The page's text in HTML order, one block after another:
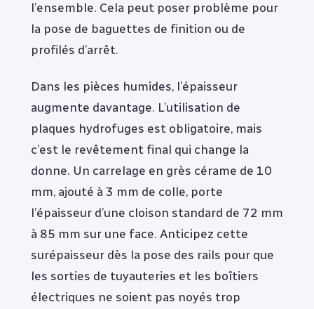
l’ensemble. Cela peut poser problème pour
la pose de baguettes de finition ou de
profilés d’arrêt.
Dans les pièces humides, l’épaisseur
augmente davantage. L’utilisation de
plaques hydrofuges est obligatoire, mais
c’est le revêtement final qui change la
donne. Un carrelage en grès cérame de 10
mm, ajouté à 3 mm de colle, porte
l’épaisseur d’une cloison standard de 72 mm
à 85 mm sur une face. Anticipez cette
surépaisseur dès la pose des rails pour que
les sorties de tuyauteries et les boîtiers
électriques ne soient pas noyés trop